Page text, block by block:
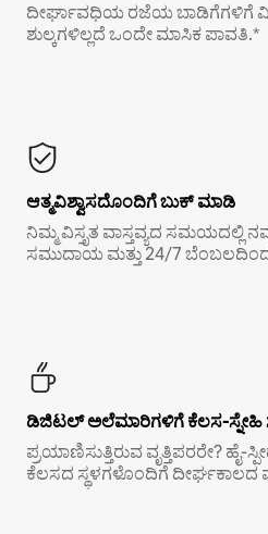
ದೀರ್ಘಾವಧಿಯ ರಜೆಯ ಬಾಡಿಗೆಗಳಿಗೆ
ಶುಲ್ಕಗಳಿಲ್ಲದೆ ಒಂದೇ ಮಾಸಿಕ ಪಾವತಿ.*
ಆತ್ಮವಿಶ್ವಾಸದೊಂದಿಗೆ ಬುಕ್ ಮಾಡಿ
ನಿಮ್ಮ ವಿಸ್ತೃತ ವಾಸ್ತವ್ಯದ ಸಮಯದಲ್ಲಿ
ಸಮುದಾಯ ಮತ್ತು 24/7
ಡಿಜಿಟಲ್ ಅಲೆಮಾರಿಗಳಿಗೆ ಕೆಲಸ-ಸ್ನೇಹಿ
ಪ್ರಯಾಣಿಸುತ್ತಿರುವ ವೃತ್ತಿಪರರೇ? ಹೈ-
ಕೆಲಸದ ಸ್ಥಳಗಳೊಂದಿಗೆ ದೀರ್ಘಕಾಲದ